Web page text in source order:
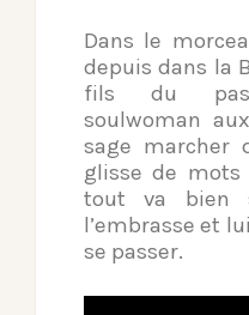
Dans le
depuis dans la
fils du
soulwoman
sage marcher
glisse de
tout va bien
l’embrasse et
se passer.